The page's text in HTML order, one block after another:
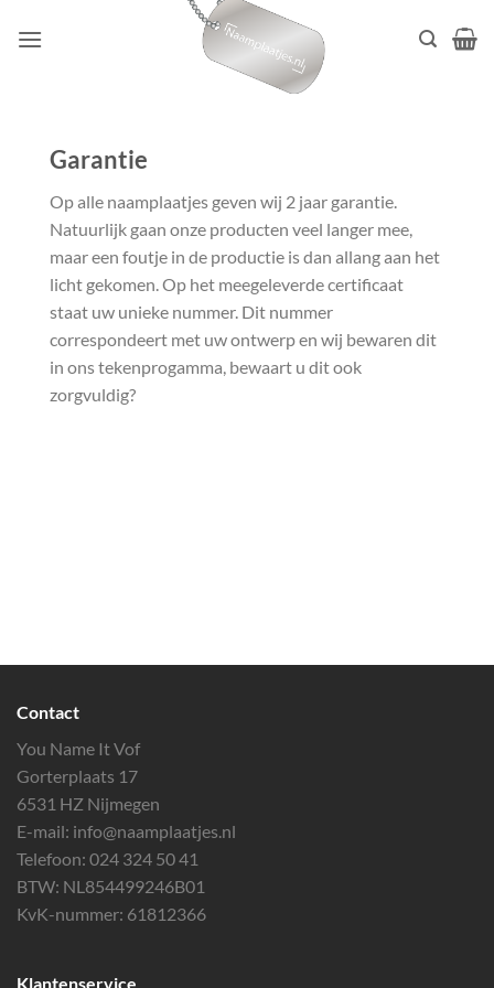
naar
Garantie
Op alle naamplaatjes geven wij 2 jaar garantie.
Natuurlijk gaan onze producten veel langer mee,
maar een foutje in de productie is dan allang aan het
licht gekomen. Op het meegeleverde certificaat
staat uw unieke nummer. Dit nummer
correspondeert met uw ontwerp en wij bewaren dit
in ons tekenprogamma, bewaart u dit ook
zorgvuldig?
Contact
You Name It Vof
Gorterplaats 17
6531 HZ Nijmegen
E-mail: info@naamplaatjes.nl
Telefoon: 024 324 50 41
BTW: NL854499246B01
KvK-nummer: 61812366
Klantenservice